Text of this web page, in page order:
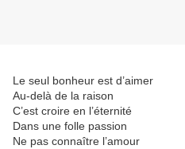
Le seul bonheur est d’aimer
Au-delà de la raison
C’est croire en l’éternité
Dans une folle passion
Ne pas connaître l’amour